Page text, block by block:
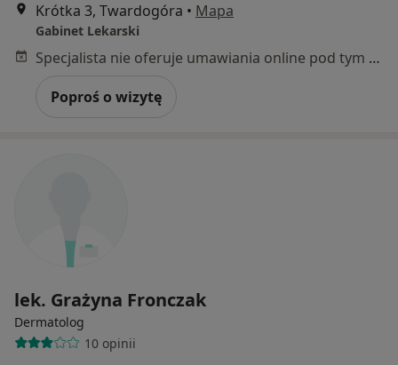
Krótka 3, Twardogóra • Mapa
Gabinet Lekarski
Specjalista nie oferuje umawiania online pod tym adresem.
Poproś o wizytę
lek. Grażyna Fronczak
Dermatolog
10 opinii